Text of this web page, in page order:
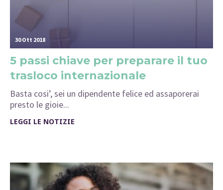
30 Ott 2018
5 passi chiave per preparare il tuo
trasloco internazionale
Basta cosi’, sei un dipendente felice ed assaporerai
presto le gioie...
LEGGI LE NOTIZIE